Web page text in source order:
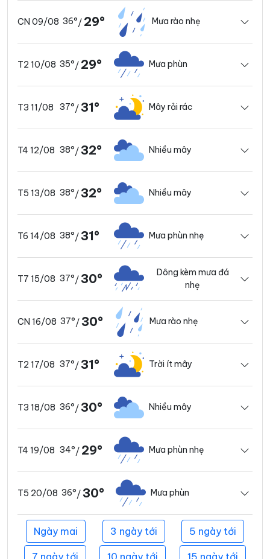
CN 09/08 36°/ 29° Mưa rào nhẹ
T2 10/08 35°/ 29° Mưa phùn
T3 11/08 37°/31° Mây rải rác
T4 12/08 38°/32° Nhiều mây
T5 13/08 38°/32° Nhiều mây
T6 14/08 38°/31° Mưa phùn nhẹ
T7 15/08 37°/30°
Dông kèm mưa đá
nhẹ
CN 16/08 37°/30° Mưa rào nhẹ
T2 17/08 37°/31° Trời ít mây
T3 18/08 36°/30° Nhiều mây
T4 19/08 34°/ 29° Mưa phùn nhẹ
T5 20/08 36°/30° Mưa phùn
Ngày mai 3 ngày tới 5 ngày tới
7 ngày tới 10 ngày tới 15 ngày tới